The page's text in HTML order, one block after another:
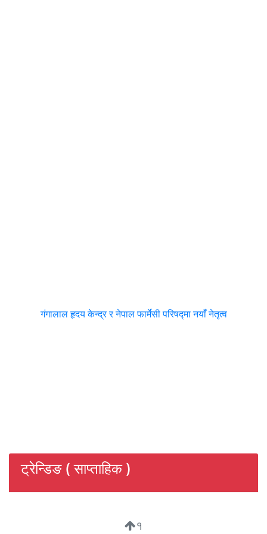
गंगालाल हृदय केन्द्र र नेपाल फार्मेसी परिषद्मा नयाँ नेतृत्व
ट्रेन्डिङ ( साप्ताहिक )
१